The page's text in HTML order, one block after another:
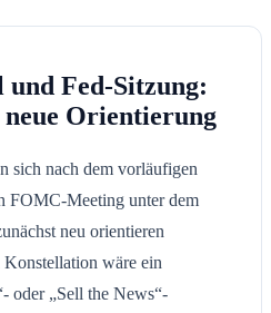
Fed-Sitzung:
Orientierung
sich nach dem vorläufigen
FOMC-Meeting unter dem
neu orientieren
Konstellation wäre ein
oder „Sell the News“-